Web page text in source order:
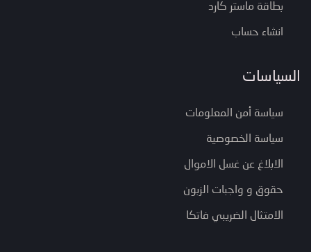
بطاقة ماستر كارد
انشاء حساب
السياسات
سياسة أمن المعلومات
سياسة الخصوصية
الابلاغ عن غسل الاموال
حقوق و واجبات الزبون
الامتثال الضريبي فاتكا